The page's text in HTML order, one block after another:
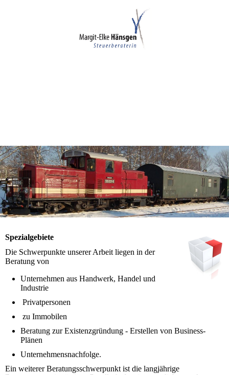
Spezialgebiete
Die Schwerpunkte unserer Arbeit liegen in der
Beratung von
Unternehmen aus Handwerk, Handel und
Industrie
Privatpersonen
zu Immobilen
Beratung zur Existenzgründung - Erstellen von Business-
Plänen
Unternehmensnachfolge.
Ein weiterer Beratungsschwerpunkt ist die langjährige